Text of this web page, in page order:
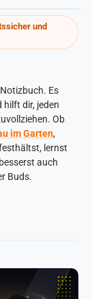
und
Es
hilft dir, jeden
Ob
im Garten,
lernst
auch
Buds.